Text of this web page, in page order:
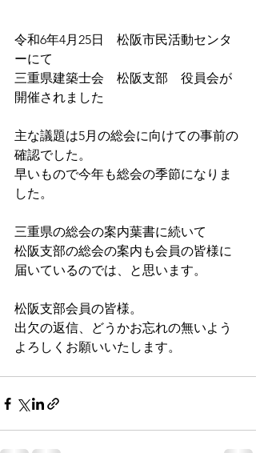
令和6年4月25日　松阪市民活動センタ
ーにて
三重県建築士会　松阪支部　役員会が
開催されました
主な議題は5月の総会に向けての事前の
確認でした。
早いもので今年も総会の季節になりま
した。
三重県の総会の案内葉書に続いて
松阪支部の総会の案内も会員の皆様に
届いているのでは、と思います。
松阪支部会員の皆様。
出欠の返信、どうかお忘れの無いよう
よろしくお願いいたします。